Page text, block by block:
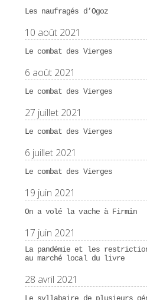
Les naufragés d’Ogoz
10 août 2021
Le combat des Vierges
6 août 2021
Le combat des Vierges
27 juillet 2021
Le combat des Vierges
6 juillet 2021
Le combat des Vierges
19 juin 2021
On a volé la vache à Firmin
17 juin 2021
La pandémie et les
au marché local du livre
28 avril 2021